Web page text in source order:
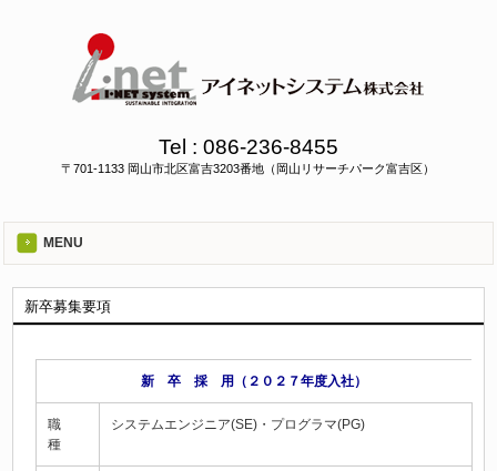
Tel : 086-236-8455
〒701-1133 岡山市北区富吉3203番地（岡山リサーチパーク富吉区）
MENU
新卒募集要項
新 卒 採 用（２０２７年度入社）
職
種
システムエンジニア(SE)・プログラマ(PG)